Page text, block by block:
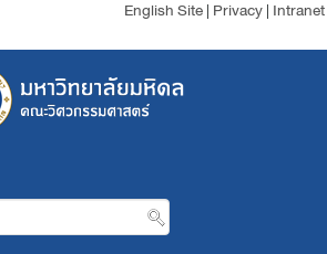
English Site| Privacy| Intranet